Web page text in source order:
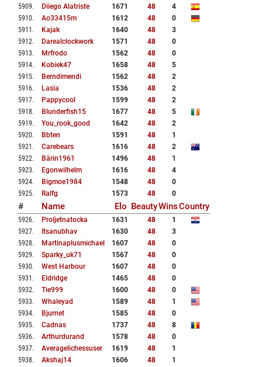
5909. Diiego Alatriste 1671 48
4
5910. Ao33415m 1612 48
0
5911 . Kajak 1640 48
3
5912. Darealclockwork 1571 48
0
5913. Mrfrodo 1562 48
0
5914. Kobiek47 1658 48
5
5915. Berndimendi 1562 48
2
5916. Lasia 1536 48
2
5917. Pappycool 1599 48
2
5918. Blunderfish15 1677 48
5
5919. You_rook_good 1642 48
2
5920. Bbten 1591 48
1
5921 . Carebears 1616 48
2
5922. Bärin1961 1496 48
1
5923. Egonwilhelm 1616 48
4
5924. Bigmoe1984 1548 48
0
5925. Ralfg 1573 48 0
# Name Elo BeautyWinsCountry
5926. Proljetnatocka 1631 48
1
5927. Itsanubhav 1630 48
3
5928. Martinaplusmichael 1607 48
0
5929. Sparky_uk71 1567 48
0
5930. West Harbour 1607 48
0
5931 . Eldridge 1465 48
0
5932. Tie999 1600 48
0
5933. Whaleyad 1589 48
1
5934. Bjurnet 1585 48
0
5935. Cadnas 1737 48
8
5936. Arthurdurand 1578 48
0
5937. Averagelichessuser 1619 48
1
5938. Akshaj14 1606 48
1